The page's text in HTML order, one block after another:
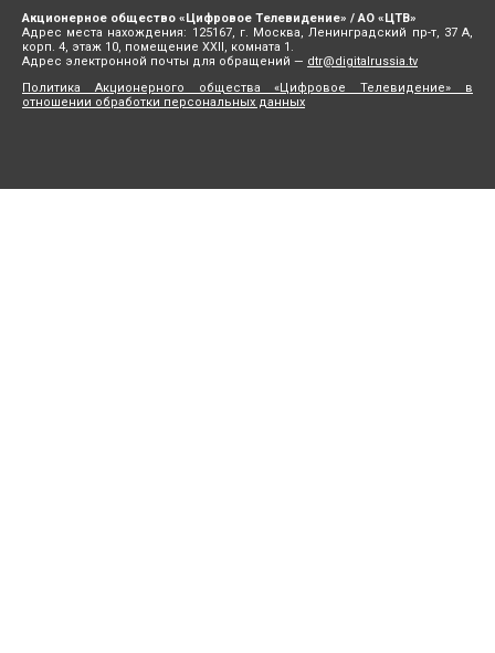
Акционерное общество «Цифровое Телевидение» / АО «ЦТВ»
Адрес места нахождения: 125167, г. Москва, Ленинградский пр-т, 37 А,
корп. 4, этаж 10, помещение XXII, комната 1.
Адрес электронной почты для обращений — dtr@digitalrussia.tv
Политика Акционерного общества «Цифровое Телевидение» в
отношении обработки персональных данных